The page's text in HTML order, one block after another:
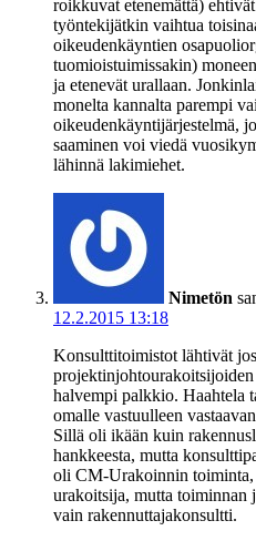
roikkuvat etenemättä)
työntekijätkin vaihtua
oikeudenkäyntien
tuomioistuimissakin)
ja etenevät urallaan.
monelta kannalta parempi
oikeudenkäyntijärjestelmä,
saaminen voi viedä
lähinnä lakimiehet.
Nimetön
12.2.2015 13:18
Konsulttitoimistot lähtivät
halvempi palkkio. Haahtela
omalle vastuulleen
Sillä oli ikään kuin
hankkeesta, mutta
oli CM-Urakoinnin toiminta,
urakoitsija, mutta toiminnan
vain rakennuttajakonsultti.